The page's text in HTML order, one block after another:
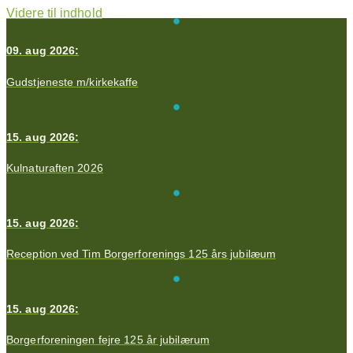
Videre til indhold
09. aug 2026:
Gudstjeneste m/kirkekaffe
15. aug 2026:
Kulnaturaften 2026
15. aug 2026:
Reception ved Tim Borgerforenings 125 års jubilæum
15. aug 2026:
Borgerforeningen fejre 125 år jubilærum